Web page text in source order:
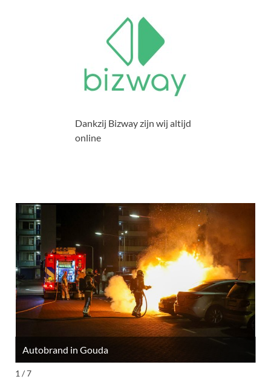
Dankzij Bizway zijn wij altijd
online
Autobrand in Gouda
1 / 7